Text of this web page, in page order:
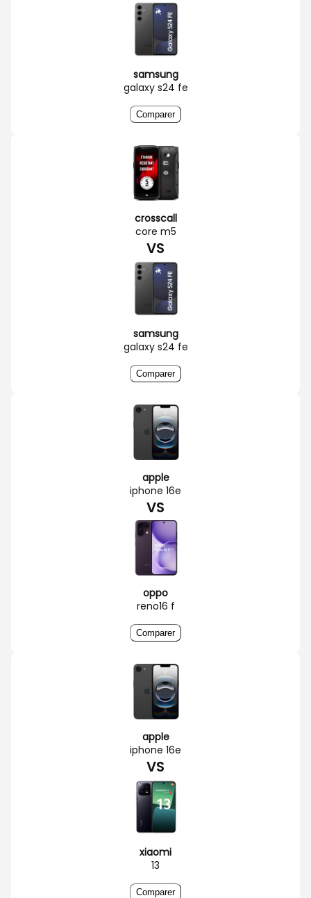
samsung
galaxy s24 fe
Comparer
crosscall
core m5
VS
samsung
galaxy s24 fe
Comparer
apple
iphone 16e
VS
oppo
reno16 f
Comparer
apple
iphone 16e
VS
xiaomi
13
Comparer